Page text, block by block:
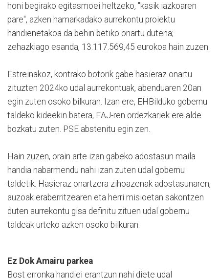
honi begirako egitasmoei heltzeko, "kasik iazkoaren
pare", azken hamarkadako aurrekontu proiektu
handienetakoa da behin betiko onartu dutena;
zehazkiago esanda, 13.117.569,45 eurokoa hain zuzen.
Estreinakoz, kontrako botorik gabe hasieraz onartu
zituzten 2024ko udal aurrekontuak, abenduaren 20an
egin zuten osoko bilkuran. Izan ere, EHBilduko gobernu
taldeko kideekin batera, EAJ-ren ordezkariek ere alde
bozkatu zuten. PSE abstenitu egin zen.
Hain zuzen, orain arte izan gabeko adostasun maila
handia nabarmendu nahi izan zuten udal gobernu
taldetik. Hasieraz onartzera zihoazenak adostasunaren,
auzoak eraberritzearen eta herri misioetan sakontzen
duten aurrekontu gisa definitu zituen udal gobernu
taldeak urteko azken osoko bilkuran.
Ez Dok Amairu parkea
Bost erronka handiei erantzun nahi diete udal